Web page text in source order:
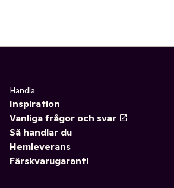
Handla
Inspiration
Vanliga frågor och svar
Så handlar du
Hemleverans
Färskvarugaranti